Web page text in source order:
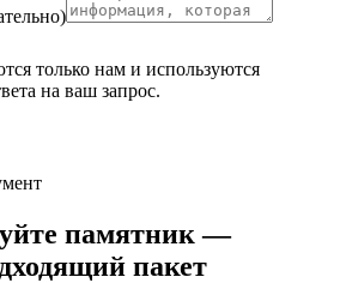
только нам и используются
на ваш запрос.
памятник —
пакет